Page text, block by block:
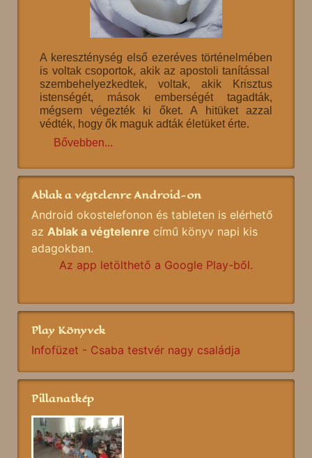
A kereszténység első ezeréves történelmében
is voltak csoportok, akik az apostoli tanítással
szembehelyezkedtek, voltak, akik Krisztus
istenségét, mások emberségét tagadták,
mégsem végezték ki őket. A hitüket azzal
védték, hogy ők maguk adták életüket érte.
Bővebben...
Ablak a végtelenre Android-on
Android okostelefonon és tableten is elérhető
az Ablak a végtelenre című könyv napi kis
adagokban.
Az app letölthető a Google Play-ből.
Play Könyvek
Infofüzet - Csaba testvér nagy családja
Pillanatkép